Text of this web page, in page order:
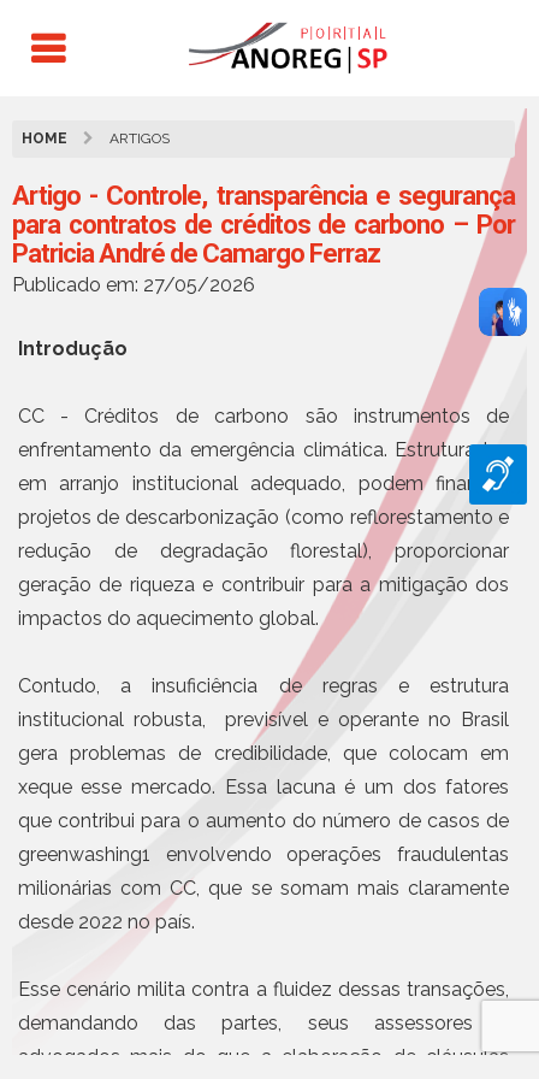
HOME ARTIGOS
Artigo - Controle, transparência e segurança
para contratos de créditos de carbono – Por
Patricia André de Camargo Ferraz
Publicado em: 27/05/2026
Introdução
CC - Créditos de carbono são instrumentos de
enfrentamento da emergência climática. Estruturados
em arranjo institucional adequado, podem financiar
projetos de descarbonização (como reflorestamento e
redução de degradação florestal), proporcionar
geração de riqueza e contribuir para a mitigação dos
impactos do aquecimento global.
Contudo, a insuficiência de regras e estrutura
institucional robusta, previsível e operante no Brasil
gera problemas de credibilidade, que colocam em
xeque esse mercado. Essa lacuna é um dos fatores
que contribui para o aumento do número de casos de
greenwashing1 envolvendo operações fraudulentas
milionárias com CC, que se somam mais claramente
desde 2022 no país.
Esse cenário milita contra a fluidez dessas transações,
demandando das partes, seus assessores e
advogados mais do que a elaboração de cláusulas